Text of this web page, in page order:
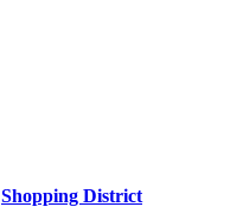
Shopping District